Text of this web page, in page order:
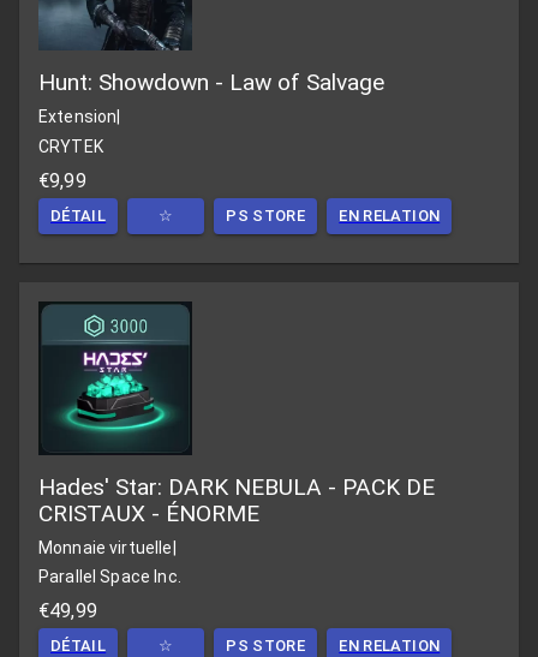
Hunt: Showdown - Law of Salvage
Extension
CRYTEK
€9,99
DÉTAIL ☆ PS STORE EN RELATION
Hades' Star: DARK NEBULA - PACK DE
CRISTAUX - ÉNORME
Monnaie virtuelle|
Parallel Space Inc.
€49,99
DÉTAIL ☆ PS STORE EN RELATION